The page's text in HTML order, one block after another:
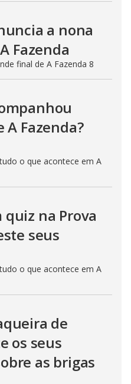
a nona
Fazenda
final de A Fazenda 8
A Fazenda?
o que acontece em A
na Prova
seus
o que acontece em A
de
os seus
as brigas